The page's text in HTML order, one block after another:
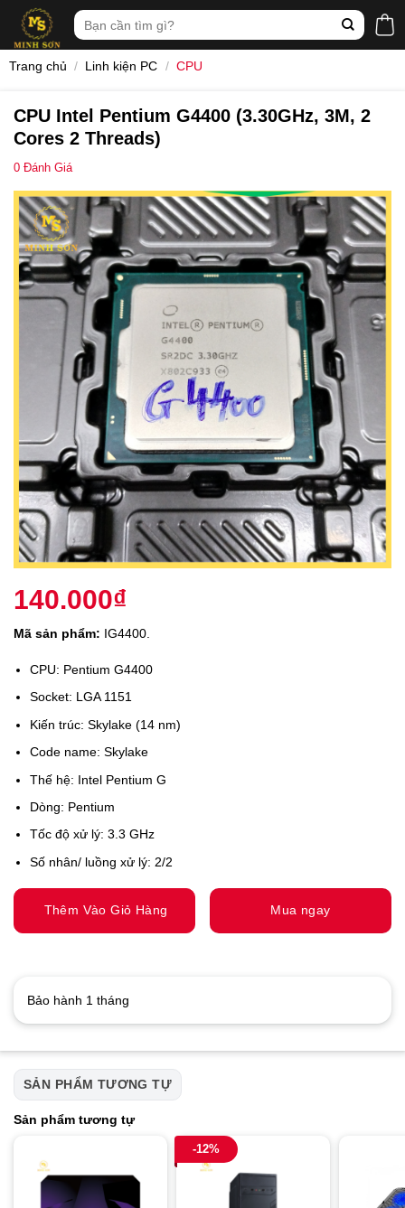
content
Tìm
kiếm:
Trang chủ / Linh kiện PC / CPU
CPU Intel Pentium G4400 (3.30GHz, 3M, 2
Cores 2 Threads)
0 Đánh Giá
140.000₫
Mã sản phẩm: IG4400.
CPU: Pentium G4400
Socket: LGA 1151
Kiến trúc: Skylake (14 nm)
Code name: Skylake
Thế hệ: Intel Pentium G
Dòng: Pentium
Tốc độ xử lý: 3.3 GHz
Số nhân/ luồng xử lý: 2/2
Thêm Vào Giỏ Hàng Mua ngay
Bảo hành 1 tháng
SẢN PHẨM TƯƠNG TỰ
Sản phẩm tương tự
-12%